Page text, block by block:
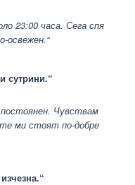
23:00 часа. Сега спя
освежен.“
сутрини.“
Чувствам
ми стоят по-добре